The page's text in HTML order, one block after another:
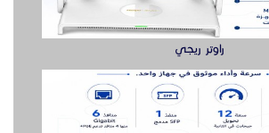
مواقف السيارات بوابة دخول وخروج